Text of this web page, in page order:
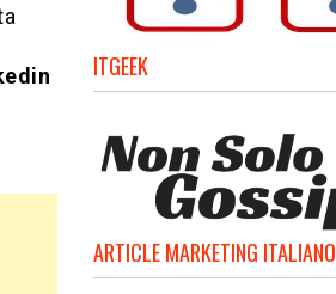
ITGEEK
ARTICLE MARKETING ITALIANO